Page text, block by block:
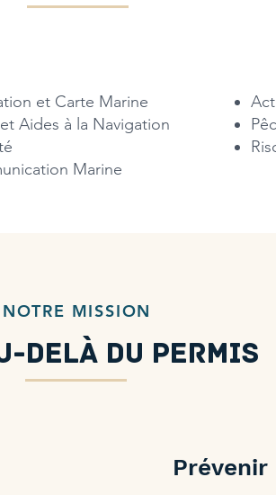
et Carte Marine
Aides à la Navigation
Marine​
NOTRE MISSION
delà du permis